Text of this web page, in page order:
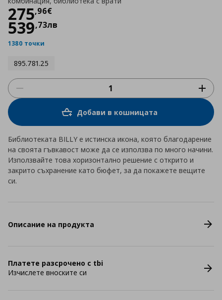
275,96€
Цена
539,73лв
1380 точки
895.781.25
Добави в кошницата
Библиотеката BILLY е истинска икона, която благодарение
на своята гъвкавост може да се използва по много начини.
Използвайте това хоризонтално решение с открито и
закрито съхранение като бюфет, за да покажете вещите
си.
Описание на продукта
Платете разсрочено с tbi
Изчислете вноските си